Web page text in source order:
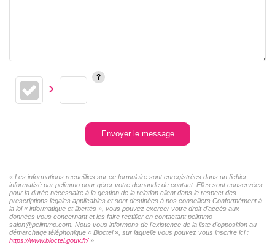
Envoyer le message
« Les informations recueillies sur ce formulaire sont enregistrées dans un fichier
informatisé par pelimmo pour gérer votre demande de contact. Elles sont conservées
pour la durée nécessaire à la gestion de la relation client dans le respect des
prescriptions légales applicables et sont destinées à nos conseillers Conformément à
la loi « informatique et libertés », vous pouvez exercer votre droit d'accès aux
données vous concernant et les faire rectifier en contactant pelimmo
salon@pelimmo.com. Nous vous informons de l'existence de la liste d'opposition au
démarchage téléphonique « Bloctel », sur laquelle vous pouvez vous inscrire ici :
https://www.bloctel.gouv.fr/»